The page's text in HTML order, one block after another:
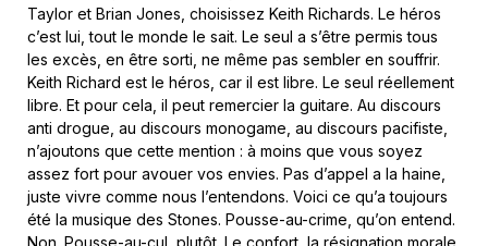
Taylor et Brian Jones, choisissez Keith Richards. Le héros
c’est lui, tout le monde le sait. Le seul a s’être permis tous
les excès, en être sorti, ne même pas sembler en souffrir.
Keith Richard est le héros, car il est libre. Le seul réellement
libre. Et pour cela, il peut remercier la guitare. Au discours
anti drogue, au discours monogame, au discours pacifiste,
n’ajoutons que cette mention : à moins que vous soyez
assez fort pour avouer vos envies. Pas d’appel a la haine,
juste vivre comme nous l’entendons. Voici ce qu’a toujours
été la musique des Stones. Pousse-au-crime, qu’on entend.
Non. Pousse-au-cul, plutôt. Le confort, la résignation morale,